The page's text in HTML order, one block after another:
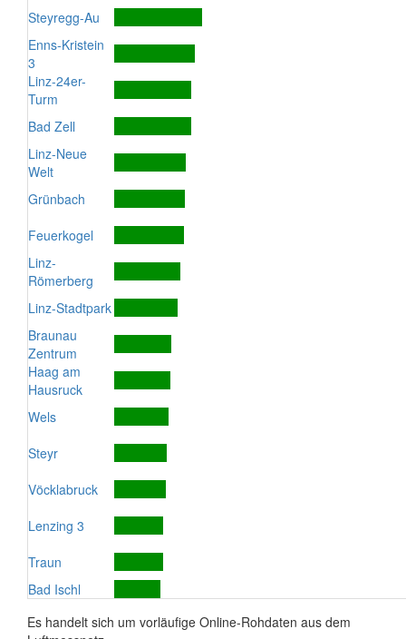
Steyregg-Au
Enns-Kristein
3
Linz-24er-
Turm
Bad Zell
Linz-Neue
Welt
Grünbach
Feuerkogel
Linz-
Römerberg
Linz-Stadtpark
Braunau
Zentrum
Haag am
Hausruck
Wels
Steyr
Vöcklabruck
Lenzing 3
Traun
Bad Ischl
Es handelt sich um vorläufige Online-Rohdaten aus dem